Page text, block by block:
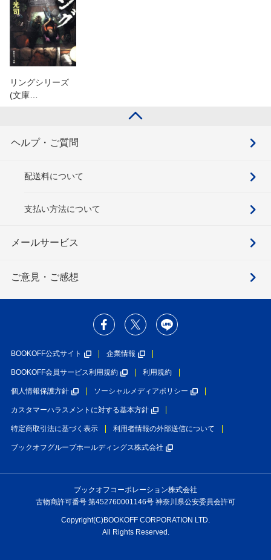
リングシリーズ
(文庫…
ヘルプ・ご質問
配送料について
支払い方法について
メールサービス
ご意見・ご感想
BOOKOFF公式サイト 企業情報
BOOKOFF会員サービス利用規約 利用規約
個人情報保護方針 ソーシャルメディアポリシー
カスタマーハラスメントに対する基本方針
特定商取引法に基づく表示 利用者情報の外部送信について
ブックオフグループホールディングス株式会社
ブックオフコーポレーション株式会社
古物商許可番号 第452760001146号 神奈川県公安委員会許可
Copyright(C)BOOKOFF CORPORATION LTD.
All Rights Reserved.